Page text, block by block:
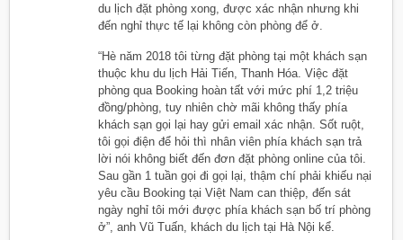
du lịch đặt phòng xong, được xác nhận nhưng khi
đến nghỉ thực tế lại không còn phòng để ở.
“Hè năm 2018 tôi từng đặt phòng tại một khách sạn
thuộc khu du lịch Hải Tiến, Thanh Hóa. Việc đặt
phòng qua Booking hoàn tất với mức phí 1,2 triệu
đồng/phòng, tuy nhiên chờ mãi không thấy phía
khách sạn gọi lại hay gửi email xác nhận. Sốt ruột,
tôi gọi điện để hỏi thì nhân viên phía khách sạn trả
lời nói không biết đến đơn đặt phòng online của tôi.
Sau gần 1 tuần gọi đi gọi lại, thậm chí phải khiếu nại
yêu cầu Booking tại Việt Nam can thiệp, đến sát
ngày nghỉ tôi mới được phía khách sạn bố trí phòng
ở”, anh Vũ Tuấn, khách du lịch tại Hà Nội kể.